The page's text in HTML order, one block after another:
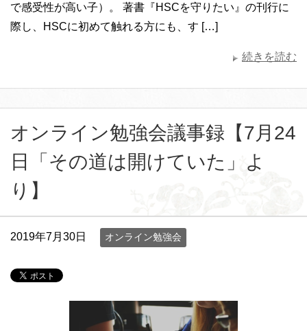
で感受性が高い子）。 著書『HSCを守りたい』の刊行に
際し、HSCに初めて触れる方にも、す […]
続きを読む
オンライン勉強会議事録【7月24
日「その道は開けていた」よ
り】
2019年7月30日 オンライン勉強会